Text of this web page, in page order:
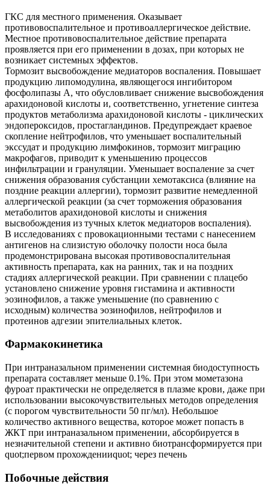
ГКС для местного применения. Оказывает
противовоспалительное и противоаллергическое действие.
Местное противовоспалительное действие препарата
проявляется при его применении в дозах, при которых не
возникает системных эффектов.
Тормозит высвобождение медиаторов воспаления. Повышает
продукцию липомодулина, являющегося ингибитором
фосфолипазы А, что обусловливает снижение высвобождения
арахидоновой кислоты и, соответственно, угнетение синтеза
продуктов метаболизма арахидоновой кислоты - циклических
эндопероксидов, простагландинов. Предупреждает краевое
скопление нейтрофилов, что уменьшает воспалительный
экссудат и продукцию лимфокинов, тормозит миграцию
макрофагов, приводит к уменьшению процессов
инфильтрации и грануляции. Уменьшает воспаление за счет
снижения образования субстанции хемотаксиса (влияние на
поздние реакции аллергии), тормозит развитие немедленной
аллергической реакции (за счет торможения образования
метаболитов арахидоновой кислоты и снижения
высвобождения из тучных клеток медиаторов воспаления).
В исследованиях с провокационными тестами с нанесением
антигенов на слизистую оболочку полости носа была
продемонстрирована высокая противовоспалительная
активность препарата, как на ранних, так и на поздних
стадиях аллергической реакции. При сравнении с плацебо
установлено снижение уровня гистамина и активности
эозинофилов, а также уменьшение (по сравнению с
исходным) количества эозинофилов, нейтрофилов и
протеинов адгезии эпителиальных клеток.
Фармакокинетика
При интраназальном применении системная биодоступность
препарата составляет меньше 0.1%. При этом мометазона
фуроат практически не определяется в плазме крови, даже при
использовании высокочувствительных методов определения
(с порогом чувствительности 50 пг/мл). Небольшое
количество активного вещества, которое может попасть в
ЖКТ при интраназальном применении, абсорбируется в
незначительной степени и активно биотрансформируется при
quot;первом прохожденииquot; через печень
Побочные действия